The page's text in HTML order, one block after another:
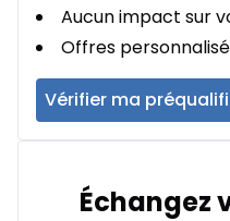
Aucun impact sur
Offres
Vérifier ma
Échangez